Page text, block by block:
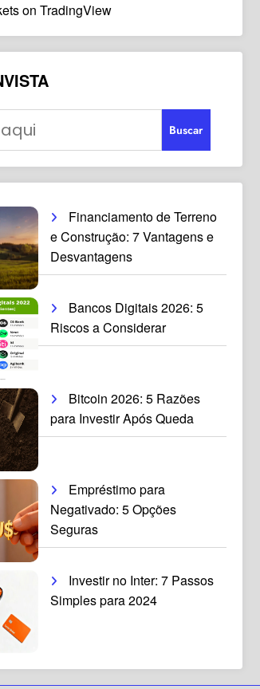
on TradingView
Buscar
Financiamento de Terreno
e Construção: 7 Vantagens e
Desvantagens
Bancos Digitais 2026: 5
Riscos a Considerar
Bitcoin 2026: 5 Razões
para Investir Após Queda
Empréstimo para
Negativado: 5 Opções
Seguras
Investir no Inter: 7 Passos
Simples para 2024